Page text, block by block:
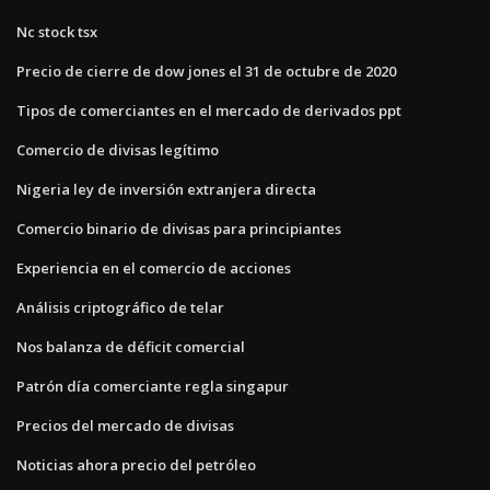
Nc stock tsx
Precio de cierre de dow jones el 31 de octubre de 2020
Tipos de comerciantes en el mercado de derivados ppt
Comercio de divisas legítimo
Nigeria ley de inversión extranjera directa
Comercio binario de divisas para principiantes
Experiencia en el comercio de acciones
Análisis criptográfico de telar
Nos balanza de déficit comercial
Patrón día comerciante regla singapur
Precios del mercado de divisas
Noticias ahora precio del petróleo